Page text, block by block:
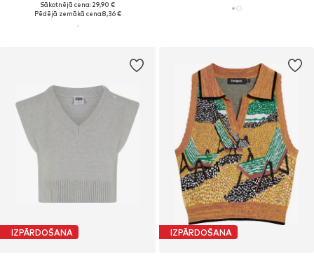
Sākotnējā cena: 29,90 €
Pēdējā zemākā cena:8,36 €
IZPĀRDOŠANA IZPĀRDOŠANA